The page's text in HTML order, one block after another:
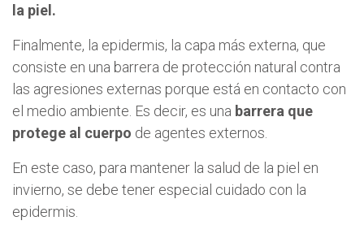
la piel.
Finalmente, la epidermis, la capa más externa, que
consiste en una barrera de protección natural contra
las agresiones externas porque está en contacto con
el medio ambiente. Es decir, es una barrera que
protege al cuerpo de agentes externos.
En este caso, para mantener la salud de la piel en
invierno, se debe tener especial cuidado con la
epidermis.